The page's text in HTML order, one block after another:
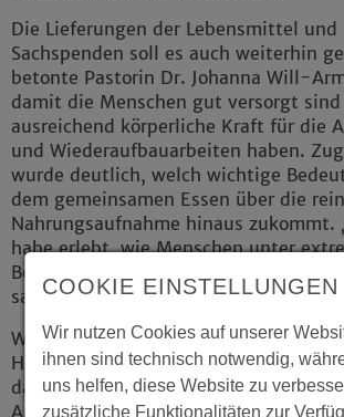
Die Lieferungen der Lebensmittel und
Sachspenden soll es auch weiterhin
betonte Pastorin Dr. Johanna Will-
damit die Menschen gut versorgt sind
ausreichend körperliche Kraft für die
und Wiederaufbauarbeiten haben.
wurde deutlich, welch wichtige
dem gemeinsamen Essen über die
Nahrungsaufnahme hinaus zukommt.
habe erlebt, wie Menschen unter
Bedingungen Gemeinschaft
sagte Pastorin Dr. Johanna Will-
Weitere Unterstützung für Betroffene
Helferinnen und Helfer soll kurzfristig
dazukommen: Es soll ein neues
Angebot aufgebaut werden. „Wir
COOKIE EINSTELLUNGEN
Wir nutzen Cookies auf unserer
ihnen sind technisch notwendig,
uns helfen, diese Website zu
zusätzliche Funktionalitäten zur